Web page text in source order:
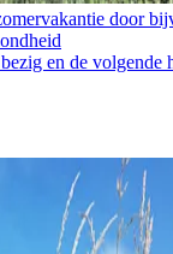
door
en de volgende